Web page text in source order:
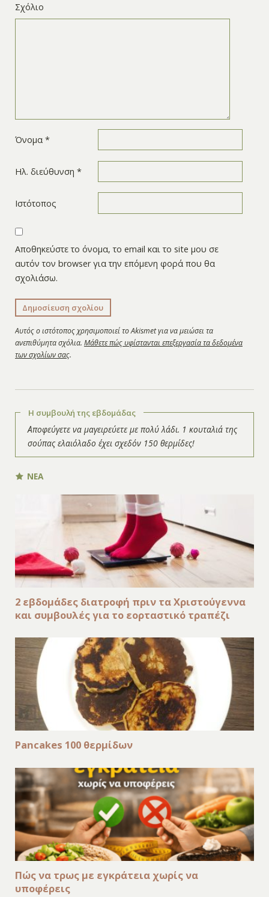
Σχόλιο
Όνομα *
Ηλ. διεύθυνση *
Ιστότοπος
Αποθηκεύστε το όνομα, το email και το site μου σε
αυτόν τον browser για την επόμενη φορά που θα
σχολιάσω.
Αυτός ο ιστότοπος χρησιμοποιεί το Akismet για να μειώσει τα
ανεπιθύμητα σχόλια. Μάθετε πώς υφίστανται επεξεργασία τα δεδομένα
των σχολίων σας.
Η συμβουλή της εβδομάδας
Αποφεύγετε να μαγειρεύετε με πολύ λάδι. 1 κουταλιά της
σούπας ελαιόλαδο έχει σχεδόν 150 θερμίδες!
ΝΕΑ
2 εβδομάδες διατροφή πριν τα Χριστούγεννα
και συμβουλές για το εορταστικό τραπέζι
Pancakes 100 θερμίδων
Πώς να τρως με εγκράτεια χωρίς να
υποφέρεις